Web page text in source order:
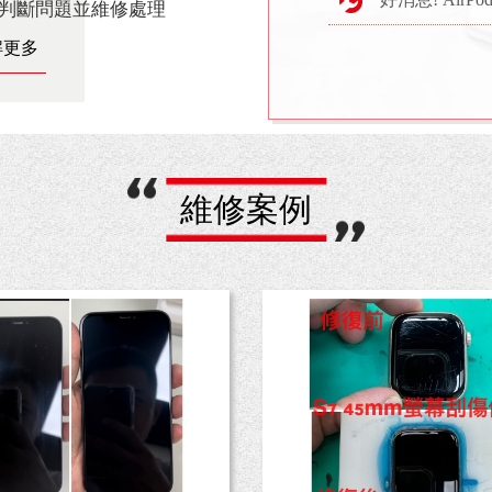
斷問題並維修處理
多
維修案例